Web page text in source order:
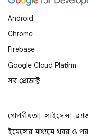
Android
Chrome
Firebase
Google Cloud Platform
সব প্রোডাক্ট
গোপনীয়তা লাইসেন্স
ইমেলের মাধ্যমে খবর ও